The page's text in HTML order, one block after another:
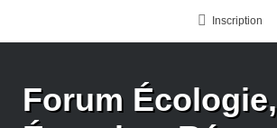
Inscription
Forum Écologie,